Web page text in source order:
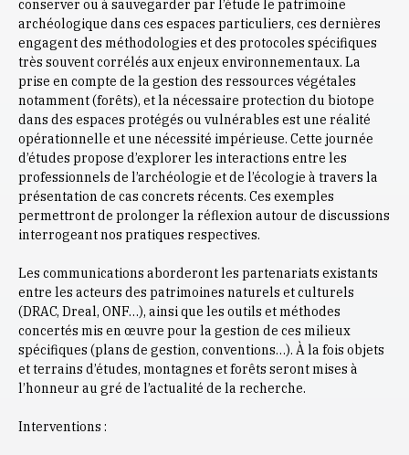
conserver ou à sauvegarder par l’étude le patrimoine
archéologique dans ces espaces particuliers, ces dernières
engagent des méthodologies et des protocoles spécifiques
très souvent corrélés aux enjeux environnementaux. La
prise en compte de la gestion des ressources végétales
notamment (forêts), et la nécessaire protection du biotope
dans des espaces protégés ou vulnérables est une réalité
opérationnelle et une nécessité impérieuse. Cette journée
d’études propose d’explorer les interactions entre les
professionnels de l’archéologie et de l’écologie à travers la
présentation de cas concrets récents. Ces exemples
permettront de prolonger la réflexion autour de discussions
interrogeant nos pratiques respectives.
Les communications aborderont les partenariats existants
entre les acteurs des patrimoines naturels et culturels
(DRAC, Dreal, ONF…), ainsi que les outils et méthodes
concertés mis en œuvre pour la gestion de ces milieux
spécifiques (plans de gestion, conventions…). À la fois objets
et terrains d’études, montagnes et forêts seront mises à
l’honneur au gré de l’actualité de la recherche.
Interventions :